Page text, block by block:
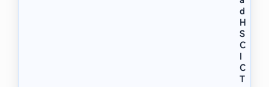
d
H
S
C
I
C
T